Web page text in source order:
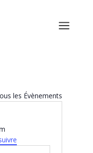
a
les Évènements